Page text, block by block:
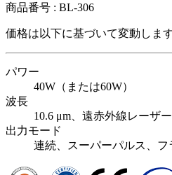
商品番号 : BL-306
価格は以下に基づいて変動しま
パワー
40W（または60W）
波長
10.6 μm、遠赤外線レーザー
出力モード
連続、スーパーパルス、フ